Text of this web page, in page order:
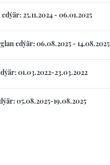
25.11.2024 - 06.01.2025
edýär: 06.08.2025 - 14.08.2025
01.03.2022-23.03.2022
05.08.2025-19.08.2025